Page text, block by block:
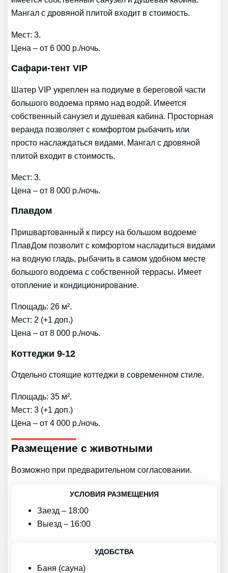
Мангал с дровяной плитой входит в стоимость.
Мест: 3.
Цена – от 6 000 р./ночь.
Сафари-тент VIP
Шатер VIP укреплен на подиуме в береговой части
большого водоема прямо над водой. Имеется
собственный санузел и душевая кабина. Просторная
веранда позволяет с комфортом рыбачить или
просто наслаждаться видами. Мангал с дровяной
плитой входит в стоимость.
Мест: 3.
Цена – от 8 000 р./ночь.
Плавдом
Пришвартованный к пирсу на большом водоеме
ПлавДом позволит с комфортом насладиться видами
на водную гладь, рыбачить в самом удобном месте
большого водоема с собственной террасы. Имеет
отопление и кондиционирование.
Площадь: 26 м².
Мест: 2 (+1 доп.)
Цена – от 8 000 р./ночь.
Коттеджи 9-12
Отдельно стоящие коттеджи в современном стиле.
Площадь: 35 м².
Мест: 3 (+1 доп.)
Цена – от 4 000 р./ночь.
Размещение с животными
Возможно при предварительном согласовании.
УСЛОВИЯ РАЗМЕЩЕНИЯ
Заезд – 18:00
Выезд – 16:00
УДОБСТВА
Баня (сауна)